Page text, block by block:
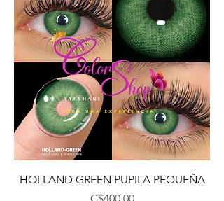
HOLLAND GREEN PUPILA PEQUEÑA
Precio